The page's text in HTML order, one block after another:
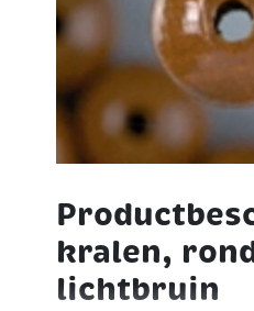
kralen,
lichtbruin